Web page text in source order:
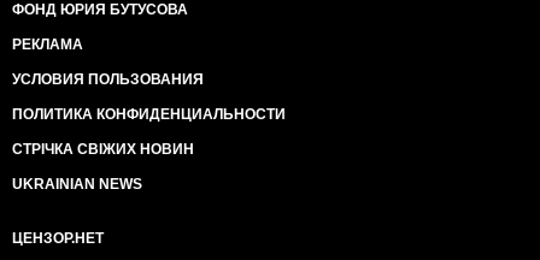
ФОНД ЮРИЯ БУТУСОВА
РЕКЛАМА
УСЛОВИЯ ПОЛЬЗОВАНИЯ
ПОЛИТИКА КОНФИДЕНЦИАЛЬНОСТИ
СТРІЧКА СВІЖИХ НОВИН
UKRAINIAN NEWS
ЦЕНЗОР.НЕТ